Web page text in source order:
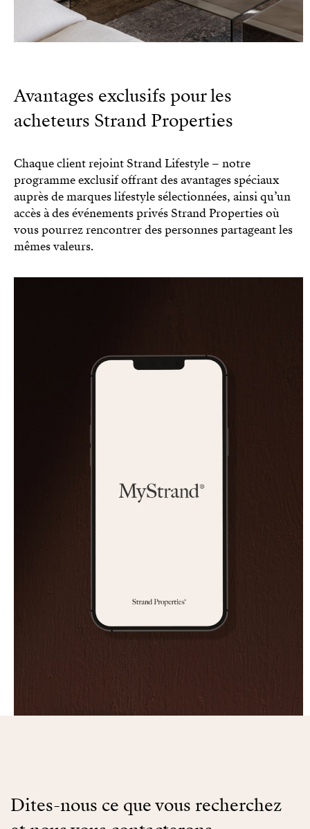
Avantages exclusifs pour les
acheteurs Strand Properties
Chaque client rejoint Strand Lifestyle – notre
programme exclusif offrant des avantages spéciaux
auprès de marques lifestyle sélectionnées, ainsi qu’un
accès à des événements privés Strand Properties où
vous pourrez rencontrer des personnes partageant les
mêmes valeurs.
Dites-nous ce que vous recherchez